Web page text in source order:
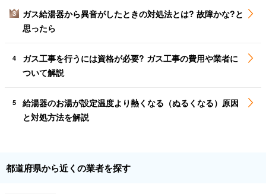
3
ガス給湯器から異音がしたときの対処法とは? 故障かな?と
思ったら
4
ガス工事を行うには資格が必要? ガス工事の費用や業者に
ついて解説
5
給湯器のお湯が設定温度より熱くなる（ぬるくなる）原因
と対処方法を解説
都道府県から近くの業者を探す